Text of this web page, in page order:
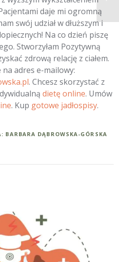
daje mi ogromną
swój udział w dłuższym i
Na co dzień piszę
Stworzyłam Pozytywną
zdrową relację z ciałem.
adres e-mailowy:
. Chcesz skorzystać z
dietę online. Umów
. Kup gotowe jadłospisy.
BARBARA DĄBROWSKA-GÓRSKA